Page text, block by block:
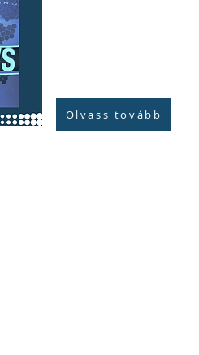
Olvass tovább